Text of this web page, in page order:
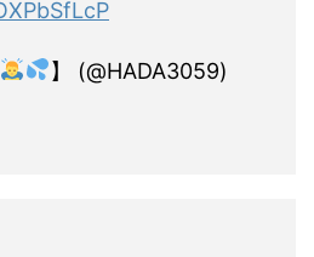
】 (@HADA3059)